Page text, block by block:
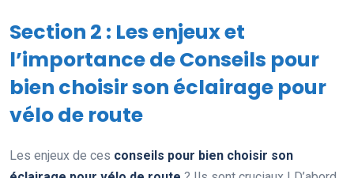
Section 2 : Les enjeux et
l’importance de Conseils pour
bien choisir son éclairage pour
vélo de route
Les enjeux de ces conseils pour bien choisir son